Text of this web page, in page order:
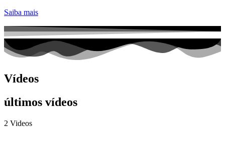
Saiba mais
Vídeos
últimos vídeos
2 Videos